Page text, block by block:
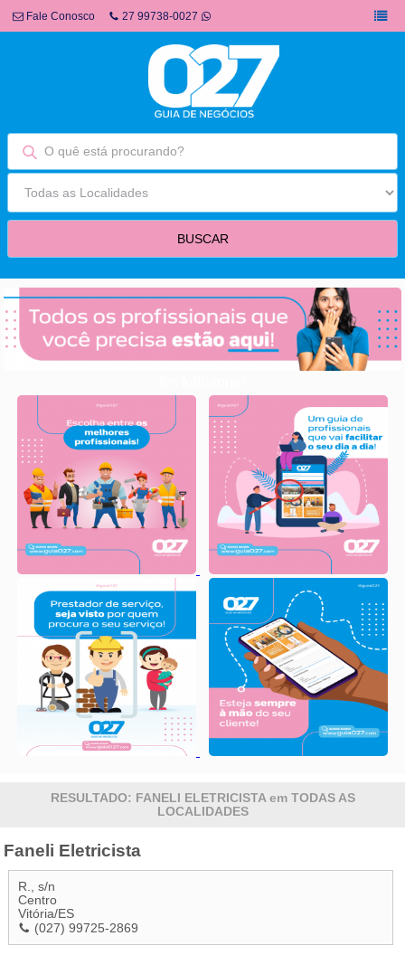
Fale Conosco 27 99738-0027
RESULTADO: FANELI ELETRICISTA em TODAS AS
LOCALIDADES
Faneli Eletricista
R., s/n
Centro
Vitória/ES
(027) 99725-2869